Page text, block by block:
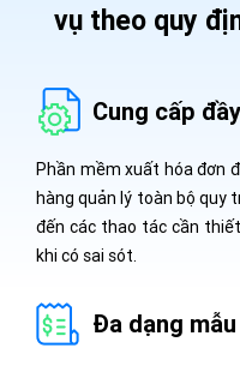
vụ theo quy
Cung cấp
Phần mềm xuất hóa đơn
hàng quản lý toàn bộ quy
đến các thao tác cần
khi có sai sót.
Đa dạng